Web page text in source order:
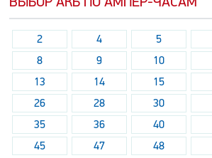
2 4 5
8
9 10
13
14 15
26
28 30
35
36 40
45
47 48